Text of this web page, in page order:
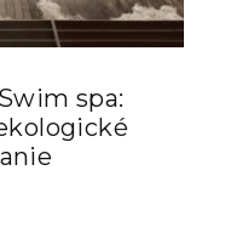
spa: